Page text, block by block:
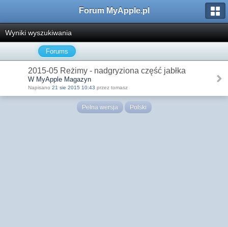
Forum MyApple.pl
Wyniki wyszukiwania
Forums
2015-05 Reżimy - nadgryziona część jabłka
W MyApple Magazyn
Napisano 21 sie 2015 10:43 przez tomasz
Pełna wersja Polski